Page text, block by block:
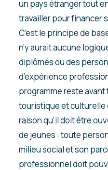
un pays étranger tout
travailler pour financer
C’est le principe de
n’y aurait aucune
diplômés ou des
d’expérience
programme reste
touristique et culturelle
raison qu’il doit être
de jeunes : toute
milieu social et son
professionnel doit